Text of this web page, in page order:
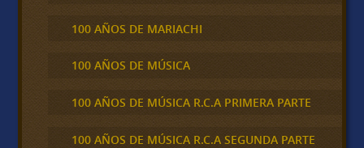
100 AÑOS DE MARIACHI
100 AÑOS DE MÚSICA
100 AÑOS DE MÚSICA R.C.A PRIMERA PARTE
100 AÑOS DE MÚSICA R.C.A SEGUNDA PARTE